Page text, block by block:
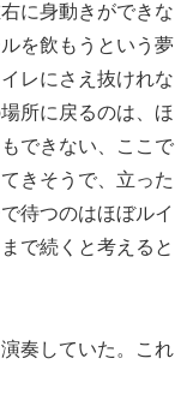
に身動きができな
を飲もうという夢
レにさえ抜けれな
所に戻るのは、ほ
できない、ここで
きそうで、立った
待つのはほぼルイ
で続くと考えると
奏していた。これ